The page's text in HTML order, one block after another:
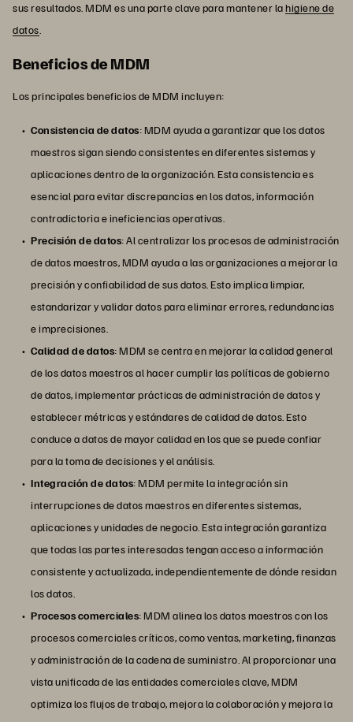
sus resultados. MDM es una parte clave para mantener lahigiene de
datos.
Beneficios de MDM
Los principales beneficios de MDM incluyen:
Consistencia de datos: MDM ayuda a garantizar que los datos
maestros sigan siendo consistentes en diferentes sistemas y
aplicaciones dentro de la organización. Esta consistencia es
esencial para evitar discrepancias en los datos, información
contradictoria e ineficiencias operativas.
Precisión de datos: Al centralizar los procesos de administración
de datos maestros, MDM ayuda a las organizaciones a mejorar la
precisión y confiabilidad de sus datos. Esto implica limpiar,
estandarizar y validar datos para eliminar errores, redundancias
e imprecisiones.
Calidad de datos: MDM se centra en mejorar la calidad general
de los datos maestros al hacer cumplir las políticas de gobierno
de datos, implementar prácticas de administración de datos y
establecer métricas y estándares de calidad de datos. Esto
conduce a datos de mayor calidad en los que se puede confiar
para la toma de decisiones y el análisis.
Integración de datos: MDM permite la integración sin
interrupciones de datos maestros en diferentes sistemas,
aplicaciones y unidades de negocio. Esta integración garantiza
que todas las partes interesadas tengan acceso a información
consistente y actualizada, independientemente de dónde residan
los datos.
Procesos comerciales: MDM alinea los datos maestros con los
procesos comerciales críticos, como ventas, marketing, finanzas
y administración de la cadena de suministro. Al proporcionar una
vista unificada de las entidades comerciales clave, MDM
optimiza los flujos de trabajo, mejora la colaboración y mejora la